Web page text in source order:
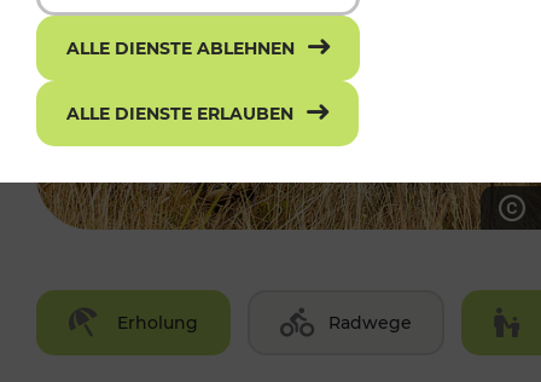
Erholung Radwege
ALLE DIENSTE ABLEHNEN
ALLE DIENSTE ERLAUBEN